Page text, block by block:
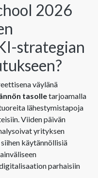
2026
strategian
väylänä
tasolletarjoamalla
lähestymistapoja
Viiden päivän
yrityksen
käytännöllisiä
parhaisiin